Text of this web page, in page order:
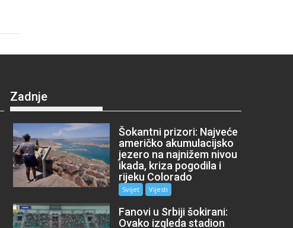
Zadnje
Šokantni prizori: Najveće
američko akumulacijsko
jezero na najnižem nivou
ikada, kriza pogodila i
rijeku Colorado
Svijet Vijesti
Fanovi u Srbiji šokirani:
Ovako izgleda stadion